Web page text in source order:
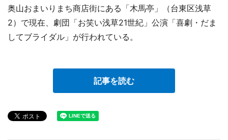
奥山おまいりまち商店街にある「木馬亭」（台東区浅草
2）で現在、劇団「お笑い浅草21世紀」公演「喜劇・だま
してブライダル」が行われている。
記事を読む